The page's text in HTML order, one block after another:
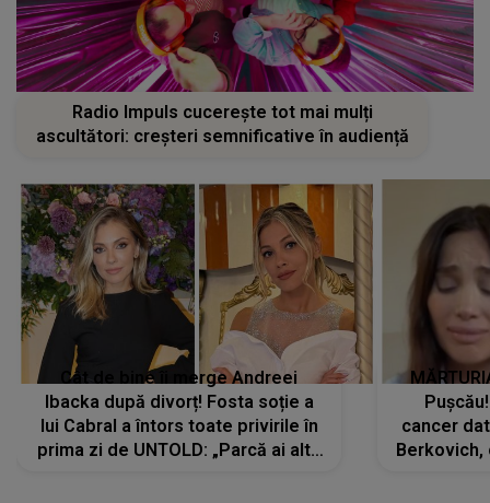
Radio Impuls cucerește tot mai mulți
ascultători: creșteri semnificative în audiență
Cât de bine îi merge Andreei
Ibacka după divorț! Fosta soție a
lui Cabral a întors toate privirile în
prima zi de UNTOLD: „Parcă ai altă
cancer
Berkovich,